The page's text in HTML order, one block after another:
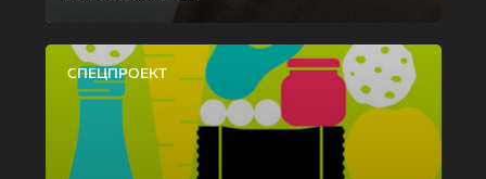
СПЕЦПРОЕКТ